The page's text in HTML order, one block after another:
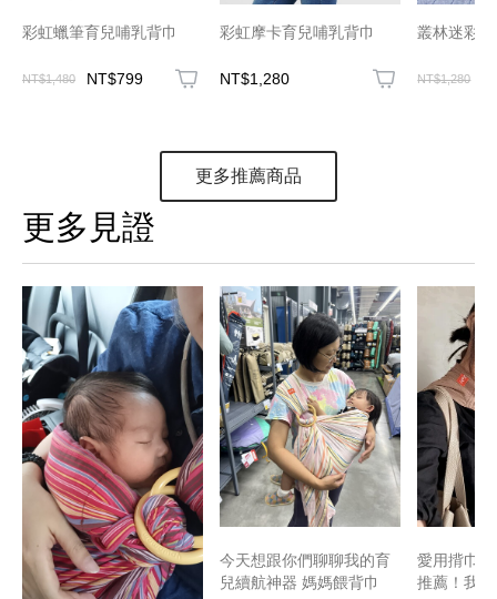
彩虹蠟筆育兒哺乳背巾
NT$1,480 NT$799
彩虹摩卡育兒哺乳背巾
NT$1,280
叢林迷彩
NT$1,280
更多推薦商品
更多見證
​​​今天想跟你們聊聊我的育
兒續航神器 ​媽媽餵背巾
愛用揹巾
推薦！我